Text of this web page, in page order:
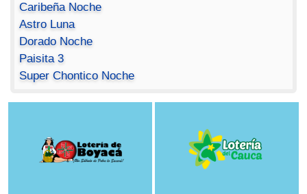
Caribeña Noche
Astro Luna
Dorado Noche
Paisita 3
Super Chontico Noche